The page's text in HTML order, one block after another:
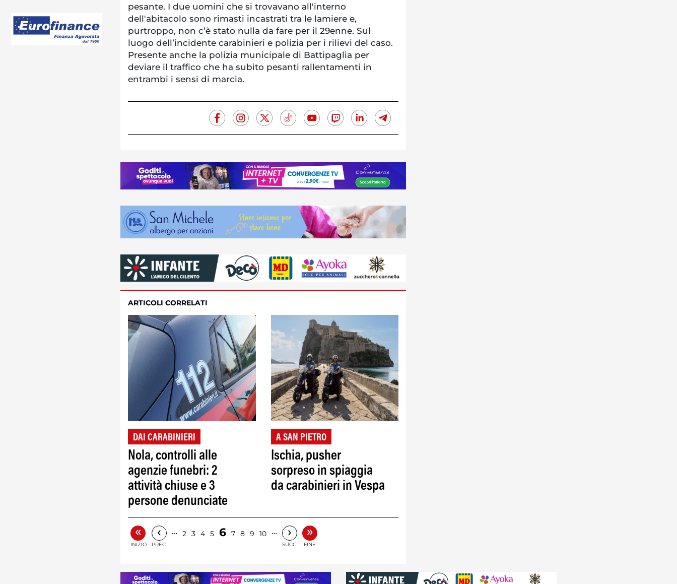
pesante. I due uomini che si trovavano all'interno
dell'abitacolo sono rimasti incastrati tra le lamiere e,
purtroppo, non c’è stato nulla da fare per il 29enne. Sul
luogo dell’incidente carabinieri e polizia per i rilievi del caso.
Presente anche la polizia municipale di Battipaglia per
deviare il traffico che ha subito pesanti rallentamenti in
entrambi i sensi di marcia.
ARTICOLI CORRELATI
DAI CARABINIERI
Nola, controlli alle
agenzie funebri: 2
attività chiuse e 3
persone denunciate
A SAN PIETRO
Ischia, pusher
sorpreso in spiaggia
da carabinieri in Vespa
«
INIZIO
‹
PREC.
… 2 3 4 5 6 7 8 9 10 … ›
SUCC.
»
FINE